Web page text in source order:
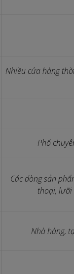
Nhiều cửa hàng
Phố
Các dòng sản
thoại, lưỡi
Nhà hàng,